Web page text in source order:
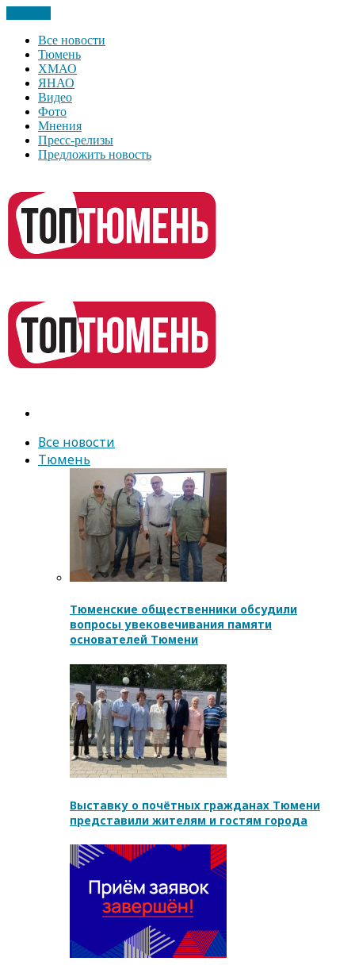
Все новости
Тюмень
ХМАО
ЯНАО
Видео
Фото
Мнения
Пресс-релизы
Предложить новость
Все новости
Тюмень
Тюменские общественники обсудили
вопросы увековечивания памяти
основателей Тюмени
Выставку о почётных гражданах Тюмени
представили жителям и гостям города